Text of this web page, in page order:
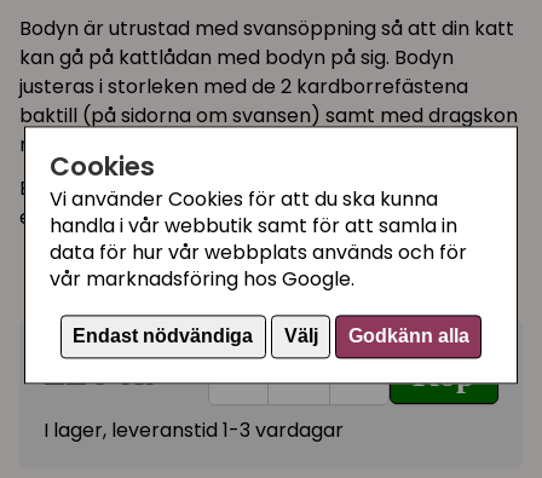
Cookies
Vi använder Cookies för att du ska kunna
handla i vår webbutik samt för att samla in
data för hur vår webbplats används och för
vår marknadsföring hos Google.
Endast nödvändiga Välj Godkänn alla
Bodyn är utrustad med svansöppning så att din katt
kan gå på kattlådan med bodyn på sig. Bodyn
justeras i storleken med de 2 kardborrefästena
baktill (på sidorna om svansen) samt med dragskon
runt halsen.
Bodyn kan tvättas i 60°C, tillverkad i bomull med
elastan.
S-M Rygglängd: 32-36 cm
M-L Rygglängd: 36-42 cm
229 kr − + Köp
I lager, leveranstid 1-3 vardagar